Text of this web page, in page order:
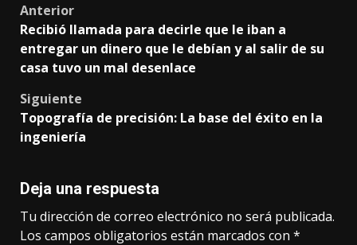
Post
navigation
Anterior
Recibió llamada para decirle que le iban a
entregar un dinero que le debían y al salir de su
casa tuvo un mal desenlace
Siguiente
Topografía de precisión: La base del éxito en la
ingeniería
Deja una respuesta
Tu dirección de correo electrónico no será publicada.
Los campos obligatorios están marcados con *